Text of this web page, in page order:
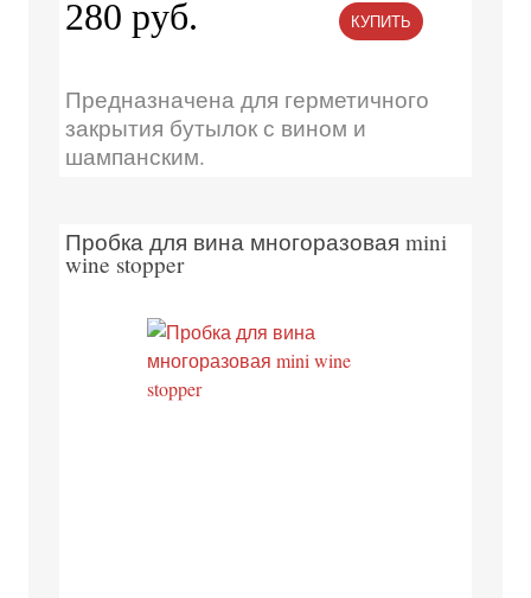
280 руб. КУПИТЬ
Предназначена для герметичного
закрытия бутылок с вином и
шампанским.
Пробка для вина многоразовая mini
wine stopper